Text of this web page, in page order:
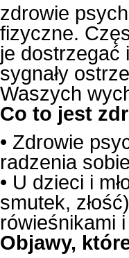
zdrowie
fizyczne.
je dostrzegać
sygnały
Waszych
Co to jest
• Zdrowie
radzenia
• U dzieci i
smutek,
rówieśnikami
Objawy,